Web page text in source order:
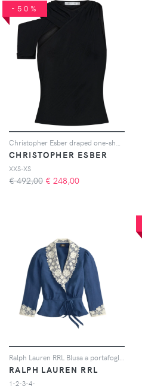
-50%
Christopher Esber draped one-shoulder rib top - Nero
CHRISTOPHER ESBER
XXS-XS
€ 492,00 € 248,00
Ralph Lauren RRL Blusa a portafoglio
RALPH LAUREN RRL
1-2-3-4-